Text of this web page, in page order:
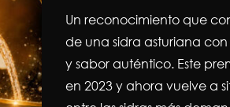
extenso cultivo de
cultivada en esta
afrutado, amargo y
que hace que el
también para cocinar.
Un reconocimiento que
de una sidra asturiana
y sabor auténtico. Este
en 2023 y ahora vuelve a